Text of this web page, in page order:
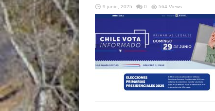
9 junio, 2025 0 564 Views